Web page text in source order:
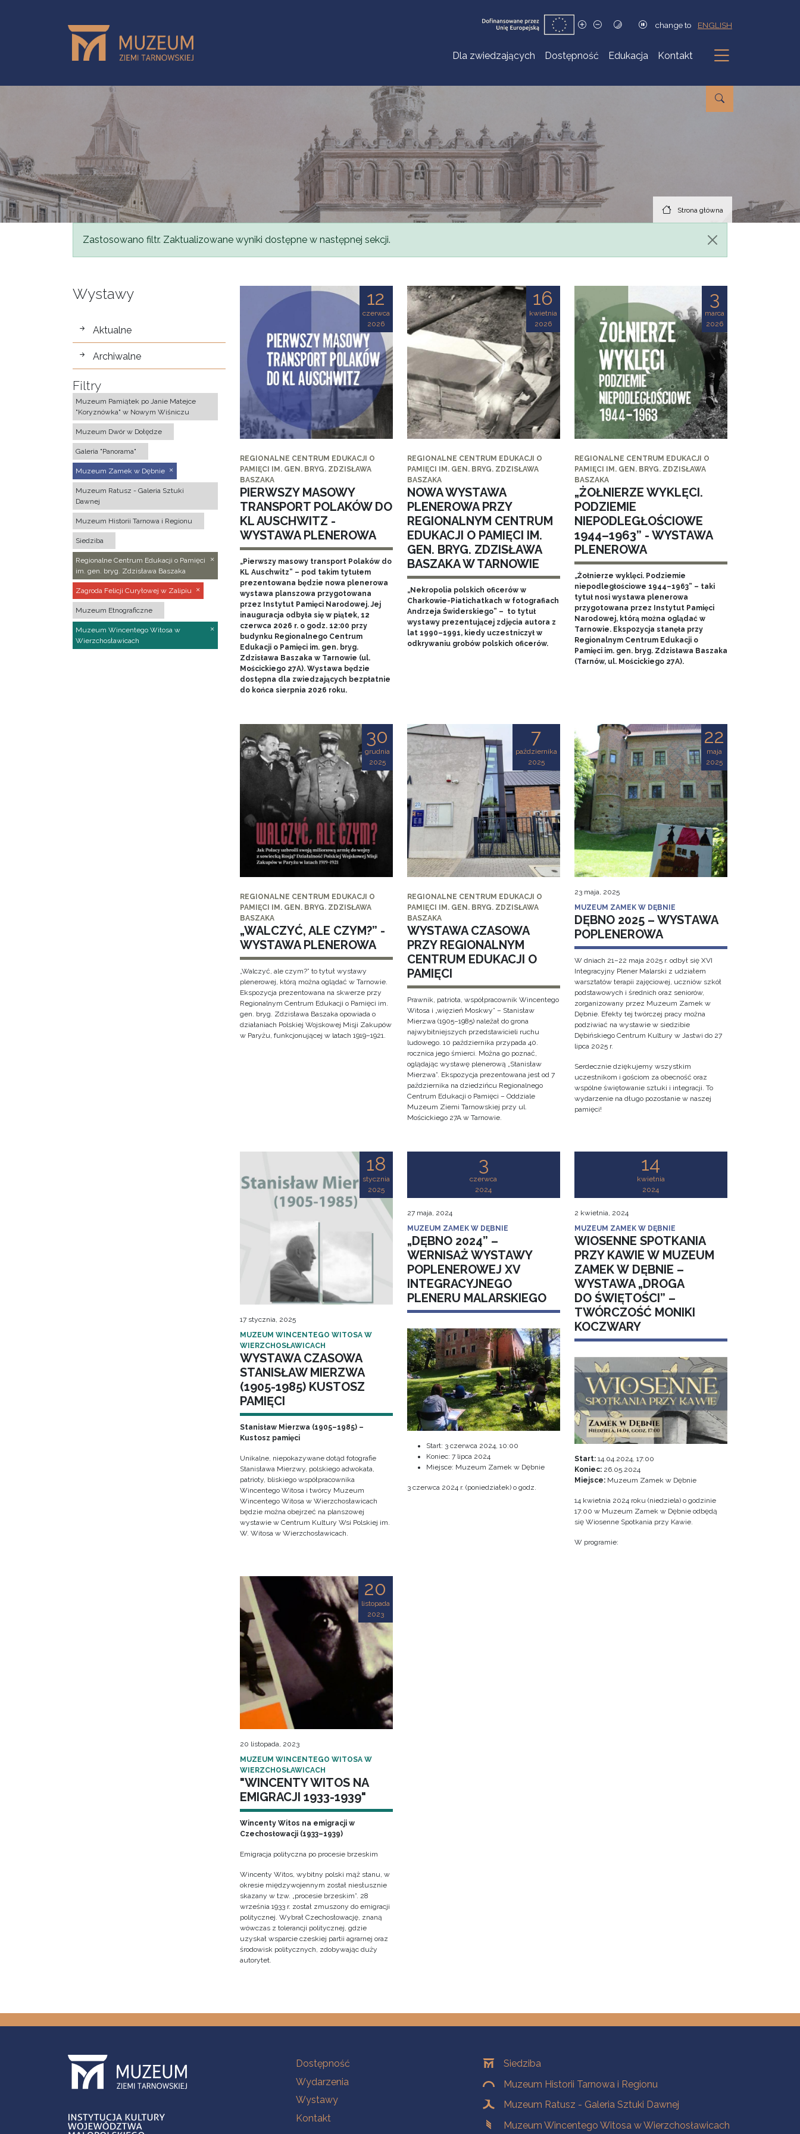
change to ENGLISH
Dla zwiedzających Dostępność Edukacja Kontakt
Podmenu
Strona główna
Komunikat
Zastosowano filtr. Zaktualizowane wyniki dostępne w następnej sekcji.
Wystawy
wystawy
Aktualne
Archiwalne
Filtry
Muzeum Pamiątek po Janie Matejce
"Koryznówka" w Nowym Wiśniczu
Muzeum Dwór w Dołędze
Galeria "Panorama"
Muzeum Zamek w Dębnie
Muzeum Ratusz - Galeria Sztuki
Dawnej
Muzeum Historii Tarnowa i Regionu
Siedziba
Regionalne Centrum Edukacji o Pamięci
im. gen. bryg. Zdzisława Baszaka
Zagroda Felicji Curyłowej w Zalipiu
Muzeum Etnograficzne
Muzeum Wincentego Witosa w
Wierzchosławicach
12
czerwca
2026
REGIONALNE CENTRUM EDUKACJI O
PAMIĘCI IM. GEN. BRYG. ZDZISŁAWA
BASZAKA
PIERWSZY MASOWY
TRANSPORT POLAKÓW DO
KL AUSCHWITZ -
WYSTAWA PLENEROWA
„Pierwszy masowy transport Polaków do
KL Auschwitz” – pod takim tytułem
prezentowana będzie nowa plenerowa
wystawa planszowa przygotowana
przez Instytut Pamięci Narodowej. Jej
inauguracja odbyła się w piątek, 12
czerwca 2026 r. o godz. 12:00 przy
budynku Regionalnego Centrum
Edukacji o Pamięci im. gen. bryg.
Zdzisława Baszaka w Tarnowie (ul.
Mościckiego 27A). Wystawa będzie
dostępna dla zwiedzających bezpłatnie
do końca sierpnia 2026 roku.
16
kwietnia
2026
REGIONALNE CENTRUM EDUKACJI O
PAMIĘCI IM. GEN. BRYG. ZDZISŁAWA
BASZAKA
NOWA WYSTAWA
PLENEROWA PRZY
REGIONALNYM CENTRUM
EDUKACJI O PAMIĘCI IM.
GEN. BRYG. ZDZISŁAWA
BASZAKA W TARNOWIE
„Nekropolia polskich oficerów w
Charkowie-Piatichatkach w fotografiach
Andrzeja Świderskiego” – to tytuł
wystawy prezentującej zdjęcia autora z
lat 1990–1991, kiedy uczestniczył w
odkrywaniu grobów polskich oficerów.
3
marca
2026
REGIONALNE CENTRUM EDUKACJI O
PAMIĘCI IM. GEN. BRYG. ZDZISŁAWA
BASZAKA
„ŻOŁNIERZE WYKLĘCI.
PODZIEMIE
NIEPODLEGŁOŚCIOWE
1944–1963” - WYSTAWA
PLENEROWA
„Żołnierze wyklęci. Podziemie
niepodległościowe 1944–1963” – taki
tytuł nosi wystawa plenerowa
przygotowana przez Instytut Pamięci
Narodowej, którą można oglądać w
Tarnowie. Ekspozycja stanęła przy
Regionalnym Centrum Edukacji o
Pamięci im. gen. bryg. Zdzisława Baszaka
(Tarnów, ul. Mościckiego 27A).
30
grudnia
2025
REGIONALNE CENTRUM EDUKACJI O
PAMIĘCI IM. GEN. BRYG. ZDZISŁAWA
BASZAKA
„WALCZYĆ, ALE CZYM?” -
WYSTAWA PLENEROWA
„Walczyć, ale czym?” to tytuł wystawy
plenerowej, którą można oglądać w Tarnowie.
Ekspozycja prezentowana na skwerze przy
Regionalnym Centrum Edukacji o Pamięci im.
gen. bryg. Zdzisława Baszaka opowiada o
działaniach Polskiej Wojskowej Misji Zakupów
w Paryżu, funkcjonującej w latach 1919–1921.
7
października
2025
REGIONALNE CENTRUM EDUKACJI O
PAMIĘCI IM. GEN. BRYG. ZDZISŁAWA
BASZAKA
WYSTAWA CZASOWA
PRZY REGIONALNYM
CENTRUM EDUKACJI O
PAMIĘCI
Prawnik, patriota, współpracownik Wincentego
Witosa i „więzień Moskwy” – Stanisław
Mierzwa (1905–1985) należał do grona
najwybitniejszych przedstawicieli ruchu
ludowego. 10 października przypada 40.
rocznica jego śmierci. Można go poznać,
oglądając wystawę plenerową „Stanisław
Mierzwa”. Ekspozycja prezentowana jest od 7
października na dziedzińcu Regionalnego
Centrum Edukacji o Pamięci – Oddziale
Muzeum Ziemi Tarnowskiej przy ul.
Mościckiego 27A w Tarnowie.
22
maja
2025
23 maja, 2025
MUZEUM ZAMEK W DĘBNIE
DĘBNO 2025 – WYSTAWA
POPLENEROWA
W dniach 21–22 maja 2025 r. odbył się XVI
Integracyjny Plener Malarski z udziałem
warsztatów terapii zajęciowej, uczniów szkół
podstawowych i średnich oraz seniorów,
zorganizowany przez Muzeum Zamek w
Dębnie. Efekty tej twórczej pracy można
podziwiać na wystawie w siedzibie
Dębińskiego Centrum Kultury w Jastwi do 27
lipca 2025 r.
Serdecznie dziękujemy wszystkim
uczestnikom i gościom za obecność oraz
wspólne świętowanie sztuki i integracji. To
wydarzenie na długo pozostanie w naszej
pamięci!
18
stycznia
2025
17 stycznia, 2025
MUZEUM WINCENTEGO WITOSA W
WIERZCHOSŁAWICACH
WYSTAWA CZASOWA
STANISŁAW MIERZWA
(1905-1985) KUSTOSZ
PAMIĘCI
Stanisław Mierzwa (1905–1985) –
Kustosz pamięci
Unikalne, niepokazywane dotąd fotografie
Stanisława Mierzwy, polskiego adwokata,
patrioty, bliskiego współpracownika
Wincentego Witosa i twórcy Muzeum
Wincentego Witosa w Wierzchosławicach
będzie można obejrzeć na planszowej
wystawie w Centrum Kultury Wsi Polskiej im.
W. Witosa w Wierzchosławicach.
3
czerwca
2024
27 maja, 2024
MUZEUM ZAMEK W DĘBNIE
„DĘBNO 2024” –
WERNISAŻ WYSTAWY
POPLENEROWEJ XV
INTEGRACYJNEGO
PLENERU MALARSKIEGO
Start: 3 czerwca 2024, 10:00
Koniec: 7 lipca 2024
Miejsce: Muzeum Zamek w Dębnie
3 czerwca 2024 r. (poniedziałek) o godz.
14
kwietnia
2024
2 kwietnia, 2024
MUZEUM ZAMEK W DĘBNIE
WIOSENNE SPOTKANIA
PRZY KAWIE W MUZEUM
ZAMEK W DĘBNIE –
WYSTAWA „DROGA
DO ŚWIĘTOŚCI” –
TWÓRCZOŚĆ MONIKI
KOCZWARY
Start:14.04.2024, 17:00
Koniec:26.05.2024
Miejsce:Muzeum Zamek w Dębnie
14 kwietnia 2024 roku (niedziela) o godzinie
17:00 w Muzeum Zamek w Dębnie odbędą
się Wiosenne Spotkania przy Kawie.
W programie:
20
listopada
2023
20 listopada, 2023
MUZEUM WINCENTEGO WITOSA W
WIERZCHOSŁAWICACH
"WINCENTY WITOS NA
EMIGRACJI 1933-1939"
Wincenty Witos na emigracji w
Czechosłowacji (1933–1939)
Emigracja polityczna po procesie brzeskim
Wincenty Witos, wybitny polski mąż stanu, w
okresie międzywojennym został niesłusznie
skazany w tzw. „procesie brzeskim”. 28
września 1933 r. został zmuszony do emigracji
politycznej. Wybrał Czechosłowację, znaną
wówczas z tolerancji politycznej, gdzie
uzyskał wsparcie czeskiej partii agrarnej oraz
środowisk politycznych, zdobywając duży
autorytet.
Na skróty
Dostępność
Wydarzenia
Wystawy
Kontakt
OddziałySiedziba
Muzeum Historii Tarnowa i Regionu
Muzeum Ratusz - Galeria Sztuki Dawnej
Muzeum Wincentego Witosa w Wierzchosławicach